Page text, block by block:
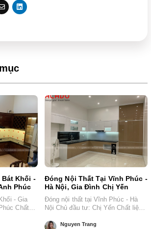
Bát Khối -
Phúc
- Gia
Chất
Đóng Nội Thất Tại Vĩnh Phúc -
Hà Nội, Gia Đình Chị Yến
Đóng nội thất tại Vĩnh Phúc - Hà
Nội Chủ đầu tư: Chị Yến Chất liệu:
Nguyen Trang